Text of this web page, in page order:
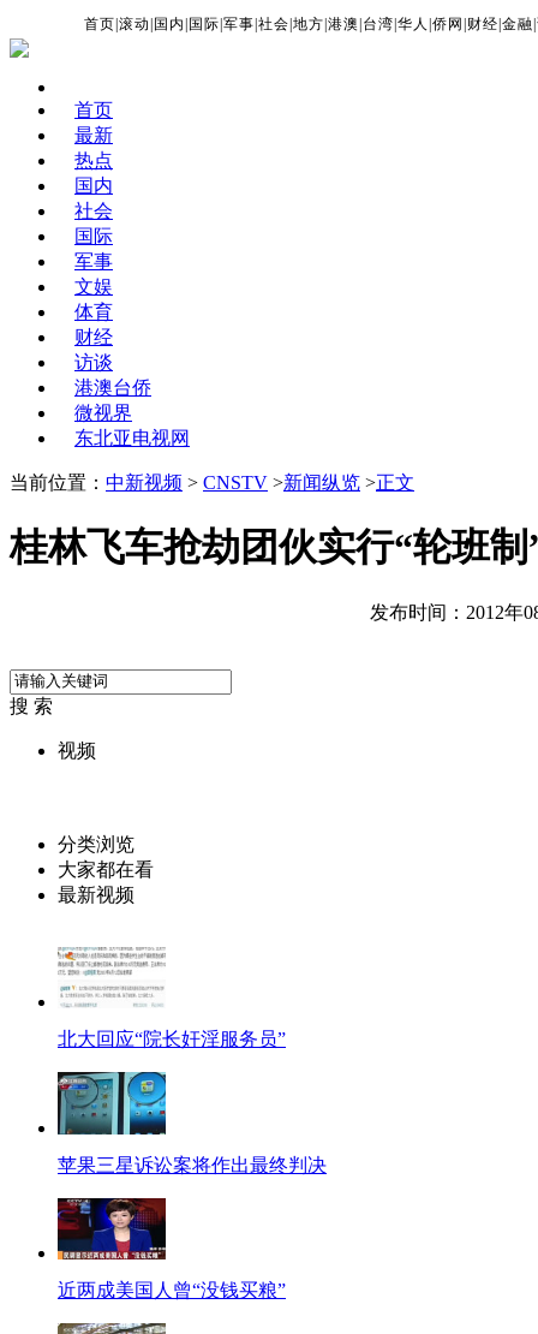
首页 |滚动 国内 国际 |军事 |社会 |地方 |港澳 台湾 |华人 |侨网 财经 |金融 |
首页
最新
热点
国内
社会
国际
军事
文娱
体育
财经
访谈
港澳台侨
微视界
东北亚电视网
当前位置： 中新视频 > CNSTV >新闻纵览 >正文
桂林飞车抢劫团伙实行“轮班
发布时间：2012年
搜 索
视频
分类浏览
大家都在看
最新视频
北大回应“院长奸淫服务员”
苹果三星诉讼案将作出最终判决
近两成美国人曾“没钱买粮”